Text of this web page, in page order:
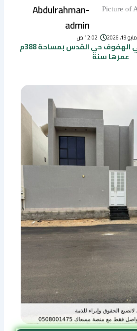
Abdulrahman-
admin
مايو 19, 2026 12:02 ص
للبيع فلة منفصلة في الهفوف حي القدس بمساحة 388م
عمرها سنة